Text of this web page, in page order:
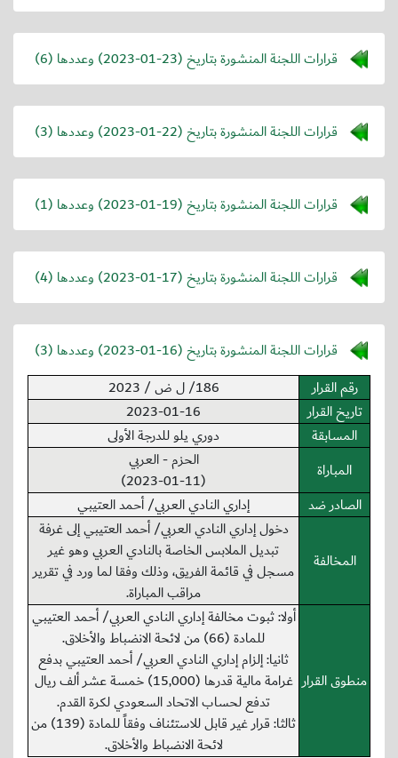
قرارات اللجنة المنشورة بتاريخ (2023-01-23) وعددها (6)
قرارات اللجنة المنشورة بتاريخ (2023-01-22) وعددها (3)
قرارات اللجنة المنشورة بتاريخ (2023-01-19) وعددها (1)
قرارات اللجنة المنشورة بتاريخ (2023-01-17) وعددها (4)
قرارات اللجنة المنشورة بتاريخ (2023-01-16) وعددها (3)
رقم القرار
186/ ل ض / 2023
تاريخ القرار
2023-01-16
المسابقة
دوري يلو للدرجة الأولى
المباراة
الحزم - العربي
(2023-01-11)
الصادر ضد
إداري النادي العربي/ أحمد العتيبي
المخالفة
دخول إداري النادي العربي/ أحمد العتيبي إلى غرفة
تبديل الملابس الخاصة بالنادي العربي وهو غير
مسجل في قائمة الفريق، وذلك وفقا لما ورد في تقرير
مراقب المباراة.
منطوق القرار
أولا: ثبوت مخالفة إداري النادي العربي/ أحمد العتيبي
للمادة (66) من لائحة الانضباط والأخلاق.
ثانيا: إلزام إداري النادي العربي/ أحمد العتيبي بدفع
غرامة مالية قدرها (15,000) خمسة عشر ألف ريال
تدفع لحساب الاتحاد السعودي لكرة القدم.
ثالثا: قرار غير قابل للاستئناف وفقاً للمادة (139) من
لائحة الانضباط والأخلاق.